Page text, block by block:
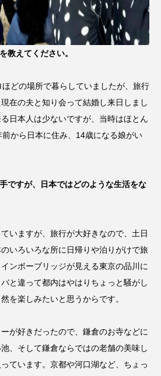
教えてください。
どの場所で暮らしていましたが、旅行
在の夫と知り会って結婚し来日しまし
日本人は少ないですが、当時はほとん
から日本に住み、14歳になる娘がい
ですが、日本ではどのような生活をな
いますが、旅行が大好きなので、土日
いろいろな所に日帰りや泊りがけで旅
ンボーブリッジが見える東京の品川に
と違って都内はやはりちょっと騒がし
を楽しみたいと思うからです。
が好きだったので、鎌倉のお寺などに
、そして鎌倉ならではの老舗の美味し
ています。京都や河口湖など、ちょっ